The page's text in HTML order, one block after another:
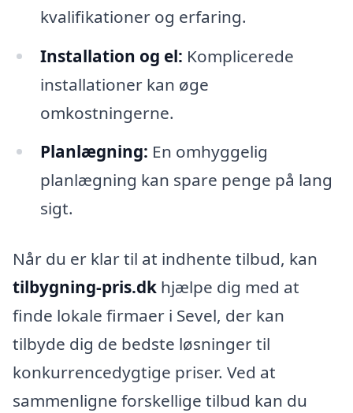
kvalifikationer og erfaring.
Installation og el: Komplicerede
installationer kan øge
omkostningerne.
Planlægning: En omhyggelig
planlægning kan spare penge på lang
sigt.
Når du er klar til at indhente tilbud, kan
tilbygning-pris.dk hjælpe dig med at
finde lokale firmaer i Sevel, der kan
tilbyde dig de bedste løsninger til
konkurrencedygtige priser. Ved at
sammenligne forskellige tilbud kan du